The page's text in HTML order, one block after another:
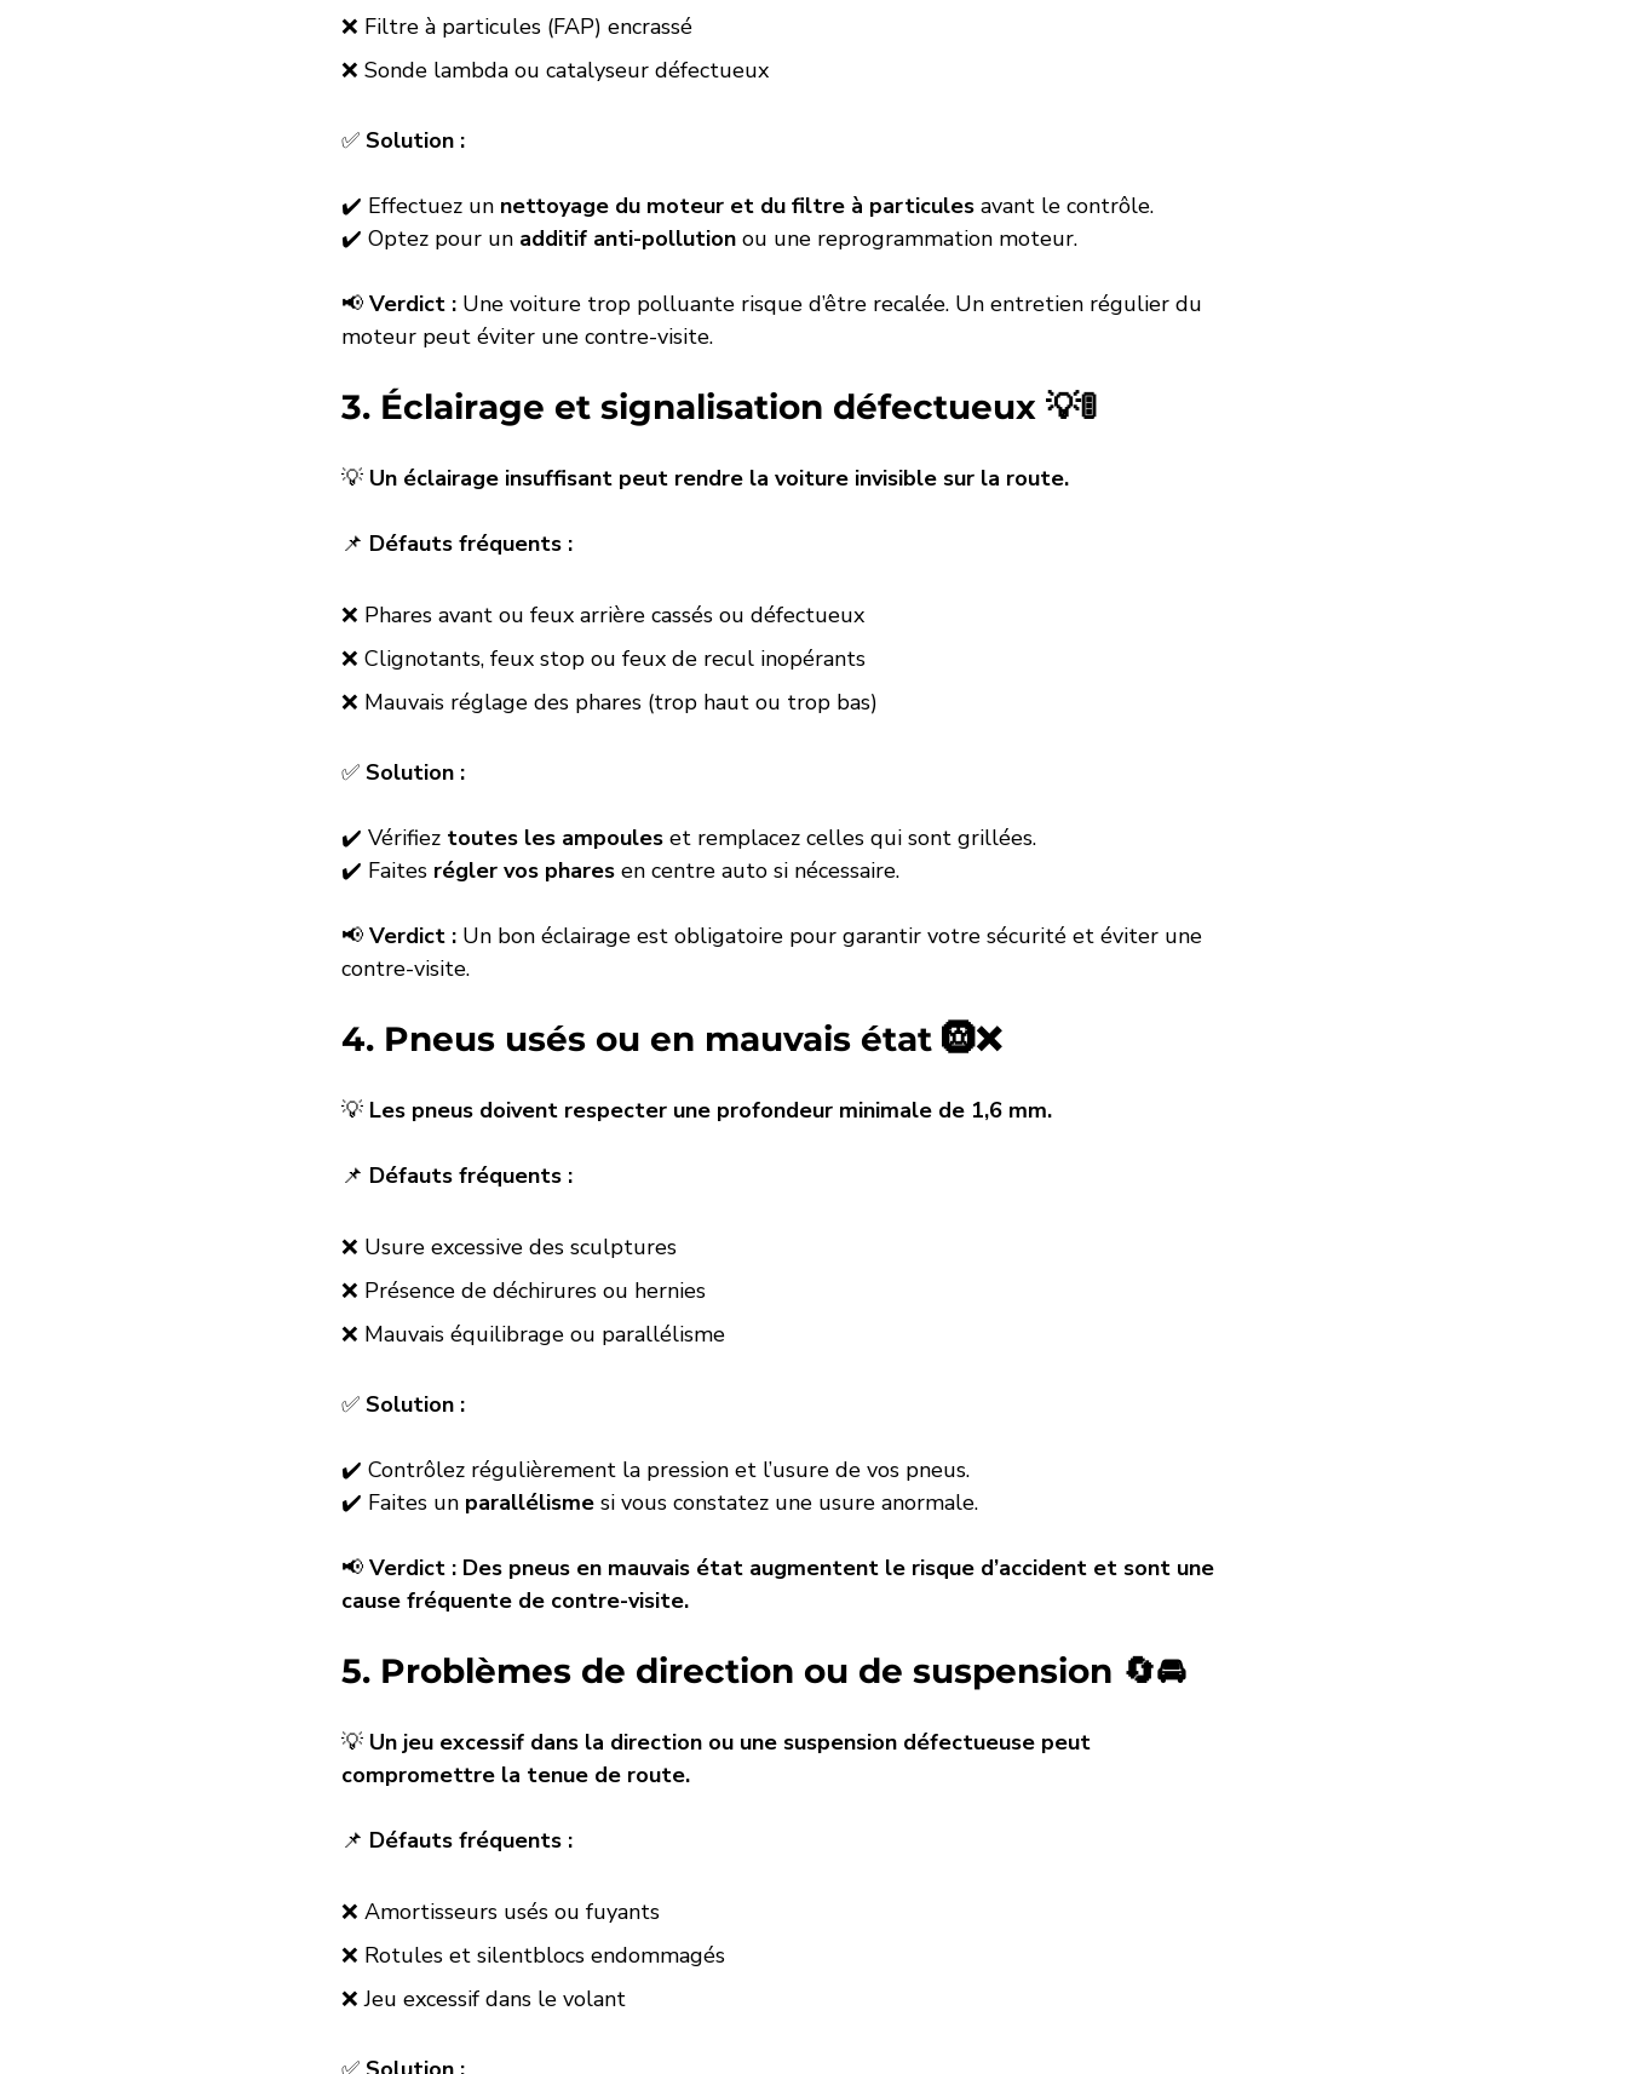
❌ Filtre à particules (FAP) encrassé
❌ Sonde lambda ou catalyseur défectueux
✅ Solution :
✔️ Effectuez un nettoyage du moteur et du filtre à particules avant le contrôle.
✔️ Optez pour un additif anti-pollution ou une reprogrammation moteur.
📢 Verdict : Une voiture trop polluante risque d’être recalée. Un entretien régulier du
moteur peut éviter une contre-visite.
3. Éclairage et signalisation défectueux 💡🚦
💡 Un éclairage insuffisant peut rendre la voiture invisible sur la route.
📌 Défauts fréquents :
❌ Phares avant ou feux arrière cassés ou défectueux
❌ Clignotants, feux stop ou feux de recul inopérants
❌ Mauvais réglage des phares (trop haut ou trop bas)
✅ Solution :
✔️ Vérifiez toutes les ampoules et remplacez celles qui sont grillées.
✔️ Faites régler vos phares en centre auto si nécessaire.
📢 Verdict : Un bon éclairage est obligatoire pour garantir votre sécurité et éviter une
contre-visite.
4. Pneus usés ou en mauvais état 🛞❌
💡 Les pneus doivent respecter une profondeur minimale de 1,6 mm.
📌 Défauts fréquents :
❌ Usure excessive des sculptures
❌ Présence de déchirures ou hernies
❌ Mauvais équilibrage ou parallélisme
✅ Solution :
✔️ Contrôlez régulièrement la pression et l’usure de vos pneus.
✔️ Faites un parallélisme si vous constatez une usure anormale.
📢 Verdict : Des pneus en mauvais état augmentent le risque d’accident et sont une
cause fréquente de contre-visite.
5. Problèmes de direction ou de suspension 🔄🚘
💡 Un jeu excessif dans la direction ou une suspension défectueuse peut
compromettre la tenue de route.
📌 Défauts fréquents :
❌ Amortisseurs usés ou fuyants
❌ Rotules et silentblocs endommagés
❌ Jeu excessif dans le volant